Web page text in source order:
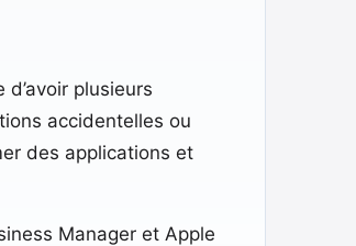
plusieurs
accidentelles ou
des applications et
Manager et Apple